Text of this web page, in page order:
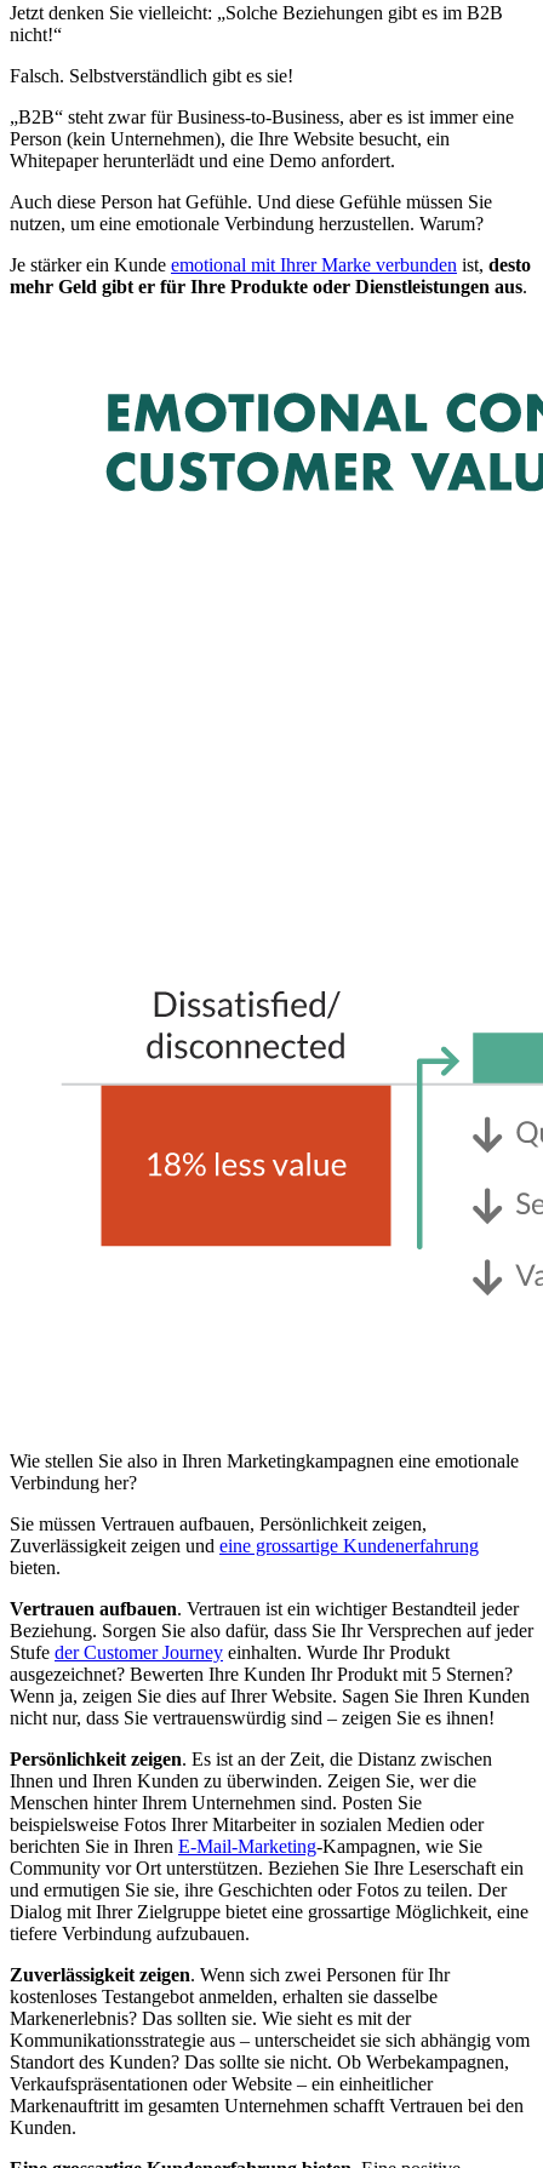
Jetzt denken Sie vielleicht: „Solche Beziehungen gibt es im B2B
nicht!“
Falsch. Selbstverständlich gibt es sie!
„B2B“ steht zwar für Business-to-Business, aber es ist immer eine
Person (kein Unternehmen), die Ihre Website besucht, ein
Whitepaper herunterlädt und eine Demo anfordert.
Auch diese Person hat Gefühle. Und diese Gefühle müssen Sie
nutzen, um eine emotionale Verbindung herzustellen. Warum?
Je stärker ein Kunde emotional mit Ihrer Marke verbunden ist, desto
mehr Geld gibt er für Ihre Produkte oder Dienstleistungen aus.
Wie stellen Sie also in Ihren Marketingkampagnen eine emotionale
Verbindung her?
Sie müssen Vertrauen aufbauen, Persönlichkeit zeigen,
Zuverlässigkeit zeigen und eine grossartige Kundenerfahrung
bieten.
Vertrauen aufbauen. Vertrauen ist ein wichtiger Bestandteil jeder
Beziehung. Sorgen Sie also dafür, dass Sie Ihr Versprechen auf jeder
Stufe der Customer Journey einhalten. Wurde Ihr Produkt
ausgezeichnet? Bewerten Ihre Kunden Ihr Produkt mit 5 Sternen?
Wenn ja, zeigen Sie dies auf Ihrer Website. Sagen Sie Ihren Kunden
nicht nur, dass Sie vertrauenswürdig sind – zeigen Sie es ihnen!
Persönlichkeit zeigen. Es ist an der Zeit, die Distanz zwischen
Ihnen und Ihren Kunden zu überwinden. Zeigen Sie, wer die
Menschen hinter Ihrem Unternehmen sind. Posten Sie
beispielsweise Fotos Ihrer Mitarbeiter in sozialen Medien oder
berichten Sie in Ihren E-Mail-Marketing-Kampagnen, wie Sie
Community vor Ort unterstützen. Beziehen Sie Ihre Leserschaft ein
und ermutigen Sie sie, ihre Geschichten oder Fotos zu teilen. Der
Dialog mit Ihrer Zielgruppe bietet eine grossartige Möglichkeit, eine
tiefere Verbindung aufzubauen.
Zuverlässigkeit zeigen. Wenn sich zwei Personen für Ihr
kostenloses Testangebot anmelden, erhalten sie dasselbe
Markenerlebnis? Das sollten sie. Wie sieht es mit der
Kommunikationsstrategie aus – unterscheidet sie sich abhängig vom
Standort des Kunden? Das sollte sie nicht. Ob Werbekampagnen,
Verkaufspräsentationen oder Website – ein einheitlicher
Markenauftritt im gesamten Unternehmen schafft Vertrauen bei den
Kunden.